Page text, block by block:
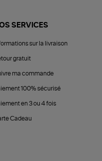
SERVICES
sur la livraison
gratuit
ma commande
100% sécurisé
en 3 ou 4 fois
Cadeau